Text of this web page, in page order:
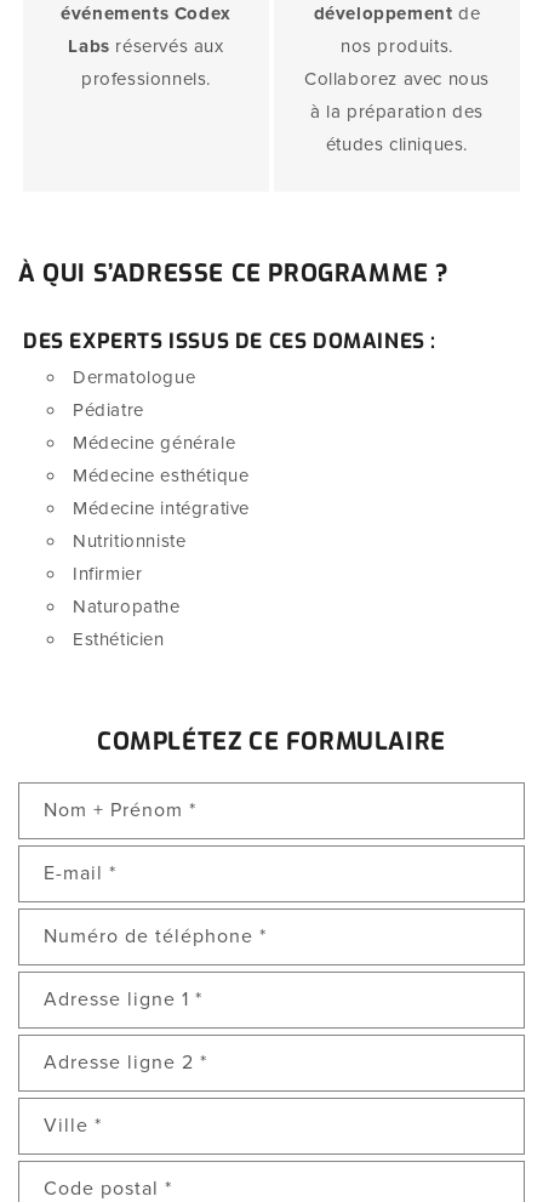
événements Codex
Labs réservés aux
professionnels.
développement de
nos produits.
Collaborez avec nous
à la préparation des
études cliniques.
À QUI S’ADRESSE CE PROGRAMME ?
DES EXPERTS ISSUS DE CES DOMAINES :
Dermatologue
Pédiatre
Médecine générale
Médecine esthétique
Médecine intégrative
Nutritionniste
Infirmier
Naturopathe
Esthéticien
COMPLÉTEZ CE FORMULAIRE
Nom + Prénom *
E-mail *
Numéro de téléphone *
Adresse ligne 1 *
Adresse ligne 2 *
Ville *
Code postal *